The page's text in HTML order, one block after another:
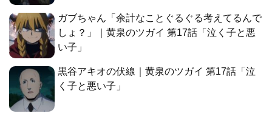
ガブちゃん「余計なことぐるぐる考えてるんで
しょ？」｜黄泉のツガイ 第17話「泣く子と悪
い子」
黒谷アキオの伏線｜黄泉のツガイ 第17話「泣
く子と悪い子」